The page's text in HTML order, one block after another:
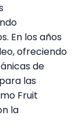
En los años
ofreciendo
de
las
Fruit
la